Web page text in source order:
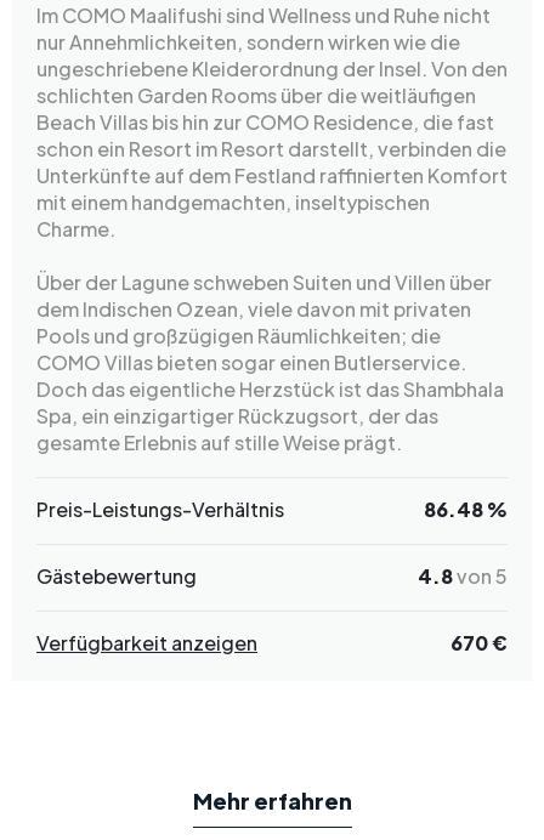
Im COMO Maalifushi sind Wellness und Ruhe nicht
nur Annehmlichkeiten, sondern wirken wie die
ungeschriebene Kleiderordnung der Insel. Von den
schlichten Garden Rooms über die weitläufigen
Beach Villas bis hin zur COMO Residence, die fast
schon ein Resort im Resort darstellt, verbinden die
Unterkünfte auf dem Festland raffinierten Komfort
mit einem handgemachten, inseltypischen
Charme.
Über der Lagune schweben Suiten und Villen über
dem Indischen Ozean, viele davon mit privaten
Pools und großzügigen Räumlichkeiten; die
COMO Villas bieten sogar einen Butlerservice.
Doch das eigentliche Herzstück ist das Shambhala
Spa, ein einzigartiger Rückzugsort, der das
gesamte Erlebnis auf stille Weise prägt.
Preis-Leistungs-Verhältnis 86.48 %
Gästebewertung 4.8von 5
Verfügbarkeit anzeigen 670 €
Mehr erfahren